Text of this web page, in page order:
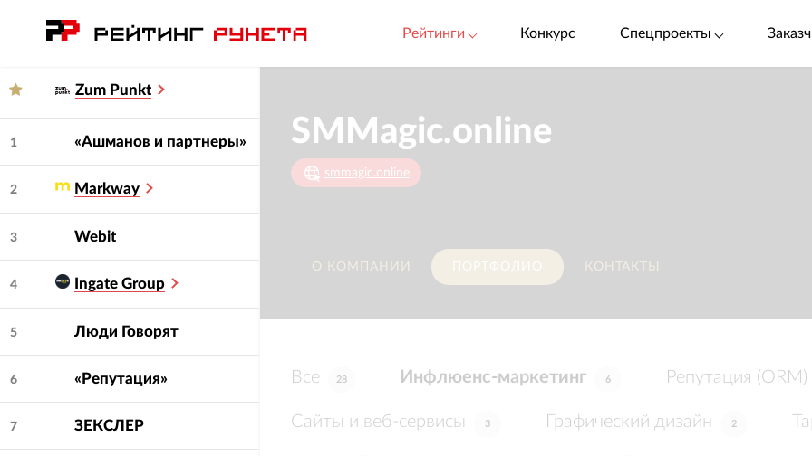
Рейтинги Конкурс Спецпроекты
Zum Punkt
1 «Ашманов и партнеры»
2 Markway
3 Webit
4 Ingate Group
5 Люди Говорят
6 «Репутация»
7 ЗЕКСЛЕР
SMMagic.online
smmagic.online
О КОМПАНИИ ПОРТФОЛИО КОНТАКТЫ
Все 28 Инфлюенс-маркетинг 6 Репутация (ORM)
Сайты и веб-сервисы 3 Графический дизайн 2